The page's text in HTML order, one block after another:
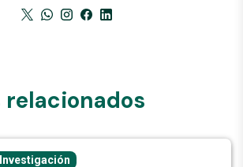
Investigación